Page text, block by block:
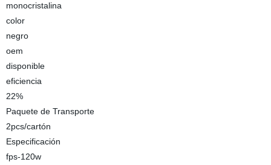
monocristalina
color
negro
oem
disponible
eficiencia
22%
Paquete de Transporte
2pcs/cartón
Especificación
fps-120w